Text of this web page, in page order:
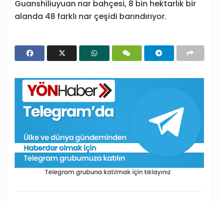
Guanshiliuyuan nar bahçesi, 8 bin hektarlık bir
alanda 48 farklı nar çeşidi barındırıyor.